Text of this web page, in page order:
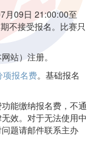
月09日 21:00:00至
不接受报名。比赛只
网站）注册。
项报名费。基础报名
能缴纳报名费，不通
效。对于无法使用中
题请邮件联系主办